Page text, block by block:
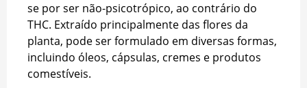
se por ser não-psicotrópico, ao contrário do
THC. Extraído principalmente das flores da
planta, pode ser formulado em diversas formas,
incluindo óleos, cápsulas, cremes e produtos
comestíveis.